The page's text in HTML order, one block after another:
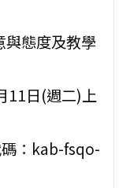
與態度及教學
11日(週二)上
：kab-fsqo-